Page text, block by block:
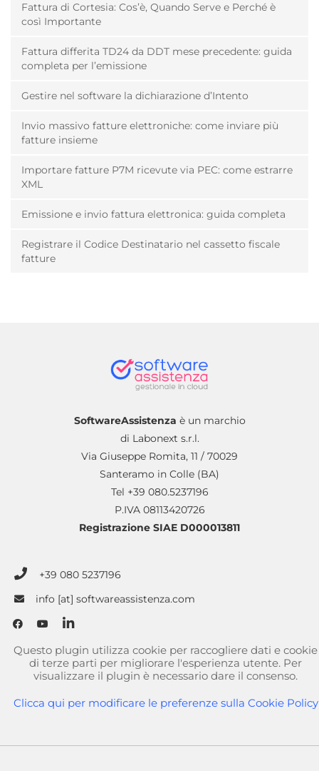
Fattura di Cortesia: Cos’è, Quando Serve e Perché è
così Importante
Fattura differita TD24 da DDT mese precedente: guida
completa per l’emissione
Gestire nel software la dichiarazione d’Intento
Invio massivo fatture elettroniche: come inviare più
fatture insieme
Importare fatture P7M ricevute via PEC: come estrarre
XML
Emissione e invio fattura elettronica: guida completa
Registrare il Codice Destinatario nel cassetto fiscale
fatture
SoftwareAssistenza è un marchio
di Labonext s.r.l.
Via Giuseppe Romita, 11 / 70029
Santeramo in Colle (BA)
Tel +39 080.5237196
P.IVA 08113420726
Registrazione SIAE D000013811
+39 080 5237196
info [at] softwareassistenza.com
Questo plugin utilizza cookie per raccogliere dati e cookie
di terze parti per migliorare l'esperienza utente. Per
visualizzare il plugin è necessario dare il consenso.
Clicca qui per modificare le preferenze sulla Cookie Policy